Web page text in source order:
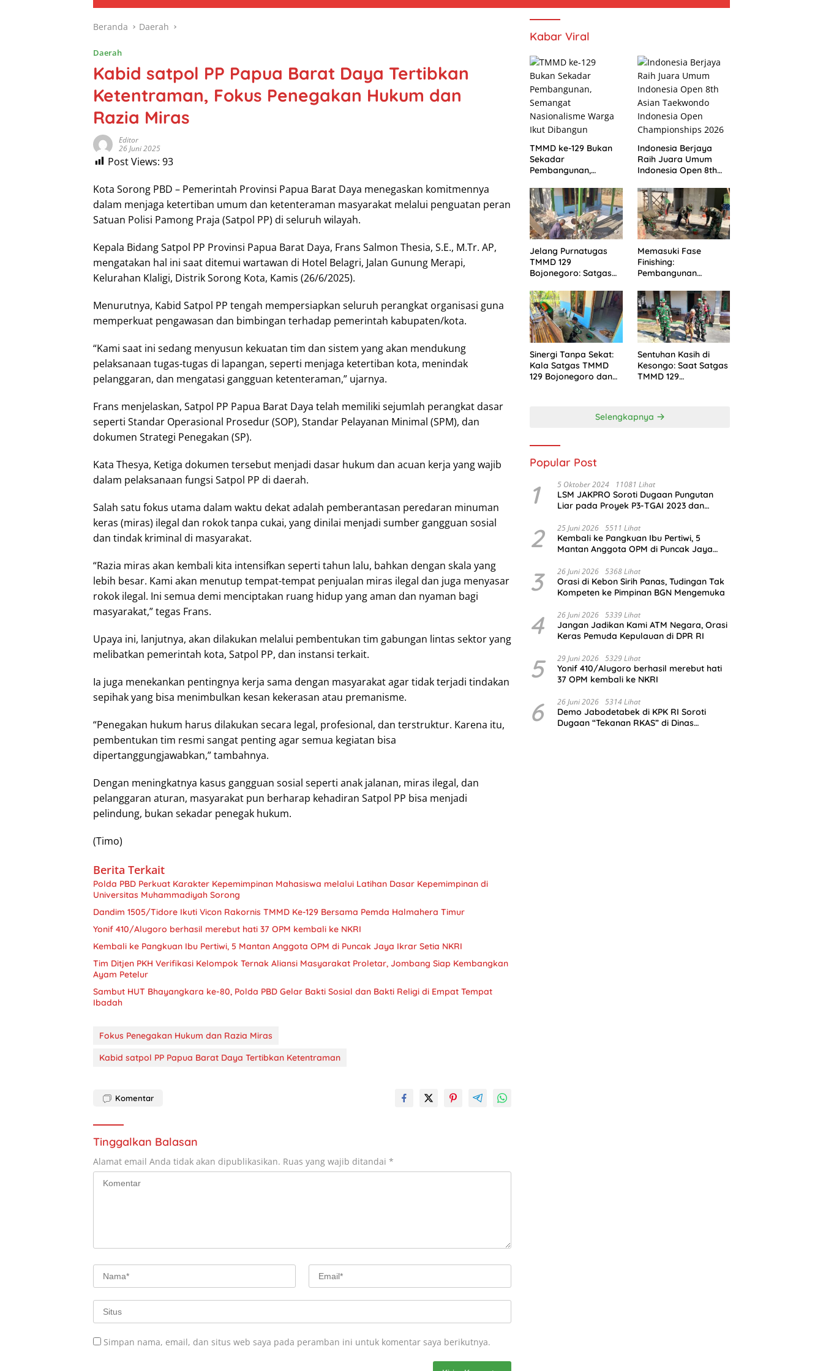
Beranda Daerah
Daerah
Kabid satpol PP Papua Barat Daya Tertibkan
Ketentraman, Fokus Penegakan Hukum dan
Razia Miras
Editor
26 Juni 2025
Post Views: 93
Kota Sorong PBD – Pemerintah Provinsi Papua Barat Daya menegaskan komitmennya
dalam menjaga ketertiban umum dan ketenteraman masyarakat melalui penguatan peran
Satuan Polisi Pamong Praja (Satpol PP) di seluruh wilayah.
Kepala Bidang Satpol PP Provinsi Papua Barat Daya, Frans Salmon Thesia, S.E., M.Tr. AP,
mengatakan hal ini saat ditemui wartawan di Hotel Belagri, Jalan Gunung Merapi,
Kelurahan Klaligi, Distrik Sorong Kota, Kamis (26/6/2025).
Menurutnya, Kabid Satpol PP tengah mempersiapkan seluruh perangkat organisasi guna
memperkuat pengawasan dan bimbingan terhadap pemerintah kabupaten/kota.
“Kami saat ini sedang menyusun kekuatan tim dan sistem yang akan mendukung
pelaksanaan tugas-tugas di lapangan, seperti menjaga ketertiban kota, menindak
pelanggaran, dan mengatasi gangguan ketenteraman,” ujarnya.
Frans menjelaskan, Satpol PP Papua Barat Daya telah memiliki sejumlah perangkat dasar
seperti Standar Operasional Prosedur (SOP), Standar Pelayanan Minimal (SPM), dan
dokumen Strategi Penegakan (SP).
Kata Thesya, Ketiga dokumen tersebut menjadi dasar hukum dan acuan kerja yang wajib
dalam pelaksanaan fungsi Satpol PP di daerah.
Salah satu fokus utama dalam waktu dekat adalah pemberantasan peredaran minuman
keras (miras) ilegal dan rokok tanpa cukai, yang dinilai menjadi sumber gangguan sosial
dan tindak kriminal di masyarakat.
“Razia miras akan kembali kita intensifkan seperti tahun lalu, bahkan dengan skala yang
lebih besar. Kami akan menutup tempat-tempat penjualan miras ilegal dan juga menyasar
rokok ilegal. Ini semua demi menciptakan ruang hidup yang aman dan nyaman bagi
masyarakat,” tegas Frans.
Upaya ini, lanjutnya, akan dilakukan melalui pembentukan tim gabungan lintas sektor yang
melibatkan pemerintah kota, Satpol PP, dan instansi terkait.
Ia juga menekankan pentingnya kerja sama dengan masyarakat agar tidak terjadi tindakan
sepihak yang bisa menimbulkan kesan kekerasan atau premanisme.
“Penegakan hukum harus dilakukan secara legal, profesional, dan terstruktur. Karena itu,
pembentukan tim resmi sangat penting agar semua kegiatan bisa
dipertanggungjawabkan,” tambahnya.
Dengan meningkatnya kasus gangguan sosial seperti anak jalanan, miras ilegal, dan
pelanggaran aturan, masyarakat pun berharap kehadiran Satpol PP bisa menjadi
pelindung, bukan sekadar penegak hukum.
(Timo)
Berita Terkait
Polda PBD Perkuat Karakter Kepemimpinan Mahasiswa melalui Latihan Dasar Kepemimpinan di
Universitas Muhammadiyah Sorong
Dandim 1505/Tidore Ikuti Vicon Rakornis TMMD Ke-129 Bersama Pemda Halmahera Timur
Yonif 410/Alugoro berhasil merebut hati 37 OPM kembali ke NKRI
Kembali ke Pangkuan Ibu Pertiwi, 5 Mantan Anggota OPM di Puncak Jaya Ikrar Setia NKRI
Tim Ditjen PKH Verifikasi Kelompok Ternak Aliansi Masyarakat Proletar, Jombang Siap Kembangkan
Ayam Petelur
Sambut HUT Bhayangkara ke-80, Polda PBD Gelar Bakti Sosial dan Bakti Religi di Empat Tempat
Ibadah
Fokus Penegakan Hukum dan Razia Miras
Kabid satpol PP Papua Barat Daya Tertibkan Ketentraman
Komentar
Tinggalkan Balasan
Alamat email Anda tidak akan dipublikasikan. Ruas yang wajib ditandai *
Simpan nama, email, dan situs web saya pada peramban ini untuk komentar saya berikutnya.
Kabar Viral
TMMD ke-129 Bukan
Sekadar
Pembangunan,
Nasionalisme Warga
Ikut Dibangun
Indonesia Berjaya
Raih Juara Umum
Indonesia Open 8th
Indonesia Open
Championships 2026
Jelang Purnatugas
TMMD 129
Bojonegoro: Satgas
Harapan Mbah
Kasiman Menjadi
Hunian Layak dan
Nyaman
Memasuki Fase
Finishing:
Pembangunan
TMMD 129
Bojonegoro Tahap
Pasang Keramik dan
Pengecatan Teras
Sinergi Tanpa Sekat:
Kala Satgas TMMD
129 Bojonegoro dan
Sentuhan Kasih di
Kesongo: Saat Satgas
TMMD 129
Rumah Baru Anak
Selengkapnya
Popular Post
1 5 Oktober 2024 11081 Lihat
LSM JAKPRO Soroti Dugaan Pungutan
Liar pada Proyek P3-TGAI 2023 dan
Probolinggo
2 25 Juni 2026 5511 Lihat
Kembali ke Pangkuan Ibu Pertiwi, 5
Mantan Anggota OPM di Puncak Jaya
3 26 Juni 2026 5368 Lihat
Orasi di Kebon Sirih Panas, Tudingan Tak
Kompeten ke Pimpinan BGN Mengemuka
4 26 Juni 2026 5339 Lihat
Jangan Jadikan Kami ATM Negara, Orasi
Keras Pemuda Kepulauan di DPR RI
5 29 Juni 2026 5329 Lihat
Yonif 410/Alugoro berhasil merebut hati
37 OPM kembali ke NKRI
6 26 Juni 2026 5314 Lihat
Demo Jabodetabek di KPK RI Soroti
Dugaan “Tekanan RKAS” di Dinas